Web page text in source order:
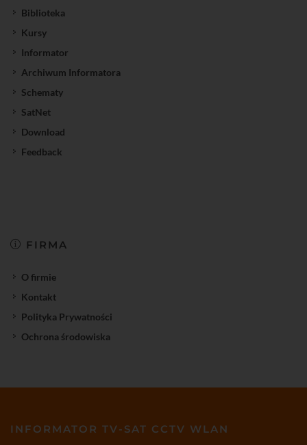
Biblioteka
Kursy
Informator
Archiwum Informatora
Schematy
SatNet
Download
Feedback
FIRMA
O firmie
Kontakt
Polityka Prywatności
Ochrona środowiska
INFORMATOR TV-SAT CCTV WLAN